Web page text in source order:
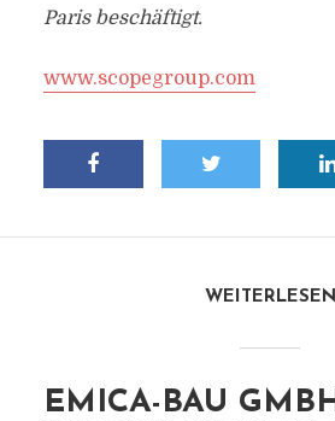
Paris beschäftigt.
www.scopegroup.com
WEITERLESEN
EMICA-BAU